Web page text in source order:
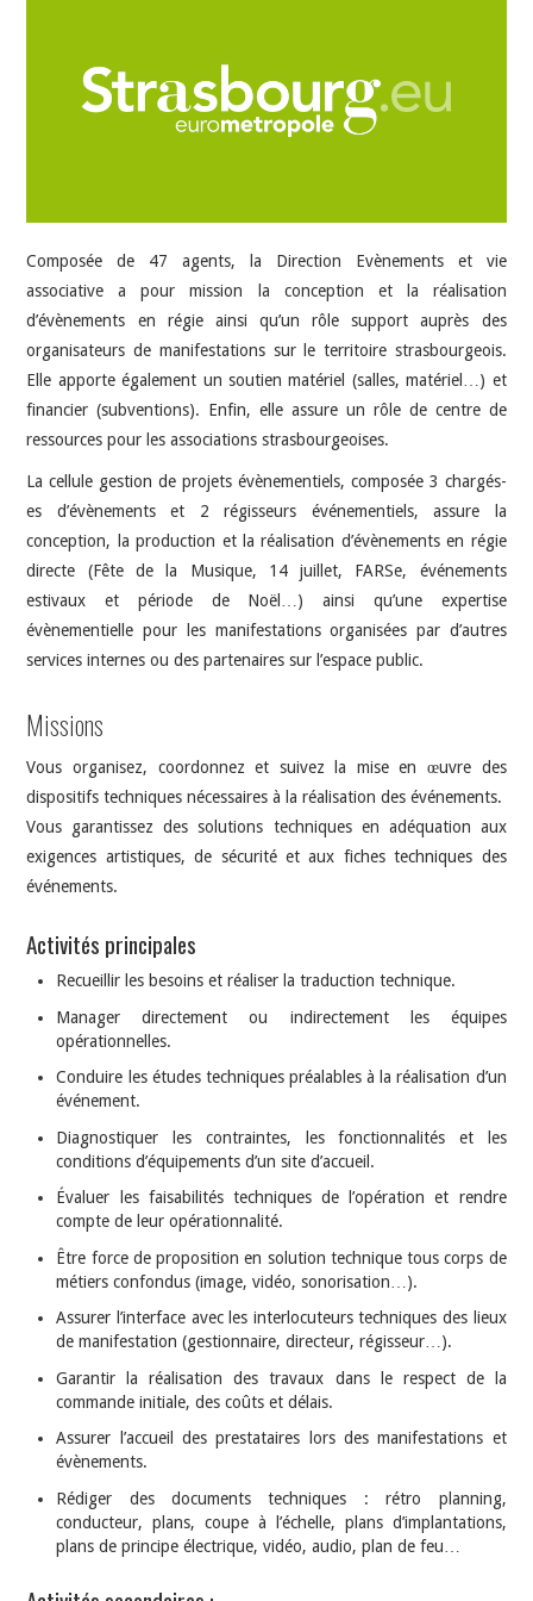
DOKO
Composée de 47 agents, la Direction Evènements et vie
associative a pour mission la conception et la réalisation
d’évènements en régie ainsi qu’un rôle support auprès des
organisateurs de manifestations sur le territoire strasbourgeois.
Elle apporte également un soutien matériel (salles, matériel…) et
financier (subventions). Enfin, elle assure un rôle de centre de
ressources pour les associations strasbourgeoises.
La cellule gestion de projets évènementiels, composée 3 chargés-
es d’évènements et 2 régisseurs événementiels, assure la
conception, la production et la réalisation d’évènements en régie
directe (Fête de la Musique, 14 juillet, FARSe, événements
estivaux et période de Noël…) ainsi qu’une expertise
évènementielle pour les manifestations organisées par d’autres
services internes ou des partenaires sur l’espace public.
Missions
Vous organisez, coordonnez et suivez la mise en œuvre des
dispositifs techniques nécessaires à la réalisation des événements.
Vous garantissez des solutions techniques en adéquation aux
exigences artistiques, de sécurité et aux fiches techniques des
événements.
Activités principales
Recueillir les besoins et réaliser la traduction technique.
Manager directement ou indirectement les équipes
opérationnelles.
Conduire les études techniques préalables à la réalisation d’un
événement.
Diagnostiquer les contraintes, les fonctionnalités et les
conditions d’équipements d’un site d’accueil.
Évaluer les faisabilités techniques de l’opération et rendre
compte de leur opérationnalité.
Être force de proposition en solution technique tous corps de
métiers confondus (image, vidéo, sonorisation…).
Assurer l’interface avec les interlocuteurs techniques des lieux
de manifestation (gestionnaire, directeur, régisseur…).
Garantir la réalisation des travaux dans le respect de la
commande initiale, des coûts et délais.
Assurer l’accueil des prestataires lors des manifestations et
évènements.
Rédiger des documents techniques : rétro planning,
conducteur, plans, coupe à l’échelle, plans d’implantations,
plans de principe électrique, vidéo, audio, plan de feu…